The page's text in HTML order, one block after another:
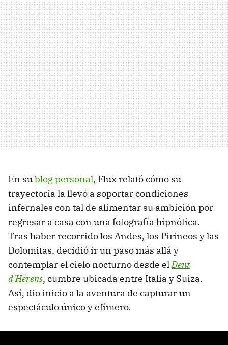
En sublog personal, Flux relató cómo su
trayectoria la llevó a soportar condiciones
infernales con tal de alimentar su ambición por
regresar a casa con una fotografía hipnótica.
Tras haber recorrido los Andes, los Pirineos y las
Dolomitas, decidió ir un paso más allá y
contemplar el cielo nocturno desde elDent
d'Hérens, cumbre ubicada entre Italia y Suiza.
Así, dio inicio a la aventura de capturar un
espectáculo único y efímero.